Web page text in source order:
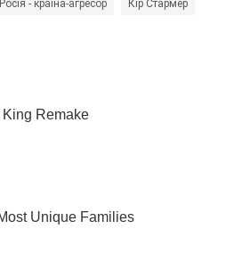
Росія - країна-агресор Кір Стармер